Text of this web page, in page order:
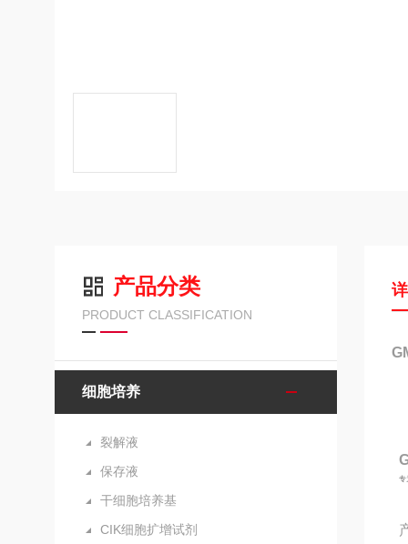
产品分类
PRODUCT CLASSIFICATION
细胞培养
裂解液
保存液
干细胞培养基
CIK细胞扩增试剂
专